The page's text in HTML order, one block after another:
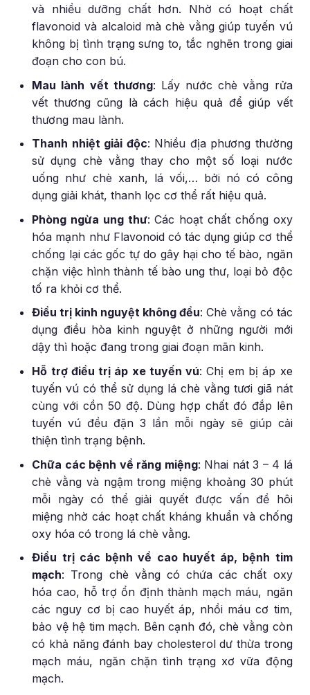
và nhiều dưỡng chất hơn. Nhờ có hoạt chất
flavonoid và alcaloid mà chè vằng giúp tuyến vú
không bị tình trạng sưng to, tắc nghẽn trong giai
đoạn cho con bú.
Mau lành vết thương: Lấy nước chè vằng rửa
vết thương cũng là cách hiệu quả để giúp vết
thương mau lành.
Thanh nhiệt giải độc: Nhiều địa phương thường
sử dụng chè vằng thay cho một số loại nước
uống như chè xanh, lá vối,… bởi nó có công
dụng giải khát, thanh lọc cơ thể rất hiệu quả.
Phòng ngừa ung thư: Các hoạt chất chống oxy
hóa mạnh như Flavonoid có tác dụng giúp cơ thể
chống lại các gốc tự do gây hại cho tế bào, ngăn
chặn việc hình thành tế bào ung thư, loại bỏ độc
tố ra khỏi cơ thể.
Điều trị kinh nguyệt không đều: Chè vằng có tác
dụng điều hòa kinh nguyệt ở những người mới
dậy thì hoặc đang trong giai đoạn mãn kinh.
Hỗ trợ điều trị áp xe tuyến vú: Chị em bị áp xe
tuyến vú có thể sử dụng lá chè vằng tươi giã nát
cùng với cồn 50 độ. Dùng hợp chất đó đắp lên
tuyến vú đều đặn 3 lần mỗi ngày sẽ giúp cải
thiện tình trạng bệnh.
Chữa các bệnh về răng miệng: Nhai nát 3 – 4 lá
chè vằng và ngậm trong miệng khoảng 30 phút
mỗi ngày có thể giải quyết được vấn đề hôi
miệng nhờ các hoạt chất kháng khuẩn và chống
oxy hóa có trong lá chè vằng.
Điều trị các bệnh về cao huyết áp, bệnh tim
mạch: Trong chè vằng có chứa các chất oxy
hóa cao, hỗ trợ ổn định thành mạch máu, ngăn
các nguy cơ bị cao huyết áp, nhồi máu cơ tim,
bảo vệ hệ tim mạch. Bên cạnh đó, chè vằng còn
có khả năng đánh bay cholesterol dư thừa trong
mạch máu, ngăn chặn tình trạng xơ vữa động
mạch.